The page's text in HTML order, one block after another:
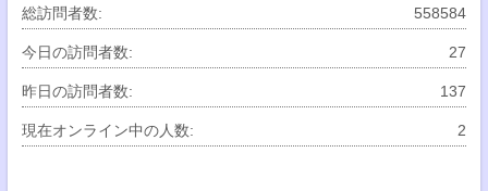
558584
総訪問者数:
27
今日の訪問者数:
137
昨日の訪問者数:
2
現在オンライン中の人数: